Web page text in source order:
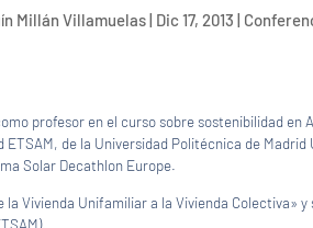
Millán Villamuelas| Dic 17, 2013 |
profesor en el curso sobre sostenibilidad
de la Universidad Politécnica de
Solar Decathlon Europe.
la Vivienda Unifamiliar a la Vivienda Colectiva»